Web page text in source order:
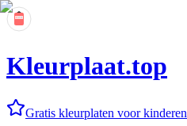
Kleurplaat.top
Gratis kleurplaten voor kinderen